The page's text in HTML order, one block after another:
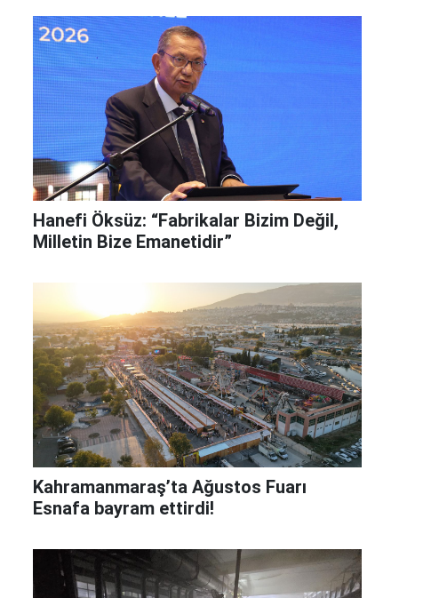
Hanefi Öksüz: “Fabrikalar Bizim Değil,
Milletin Bize Emanetidir”
Kahramanmaraş’ta Ağustos Fuarı
Esnafa bayram ettirdi!